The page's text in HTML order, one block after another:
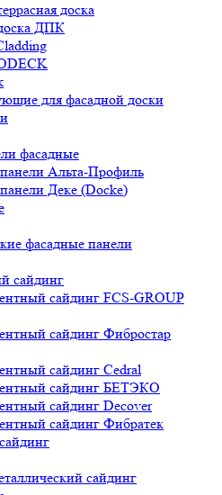
доска
ДПК
для фасадной доски
фасадные
Альта-Профиль
Деке (Docke)
фасадные панели
сайдинг
сайдинг FCS-GROUP
сайдинг Фибростар
сайдинг Cedral
сайдинг БЕТЭКО
сайдинг Decover
сайдинг Фибратек
сайдинг